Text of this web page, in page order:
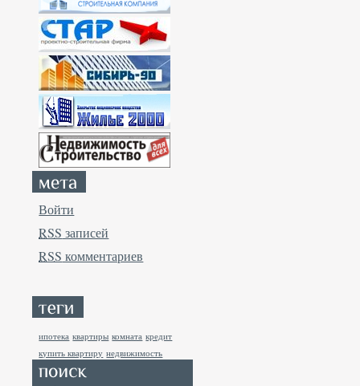
Войти
RSS записей
RSS комментариев
ипотека квартиры комната кредит
купить квартиру недвижимость